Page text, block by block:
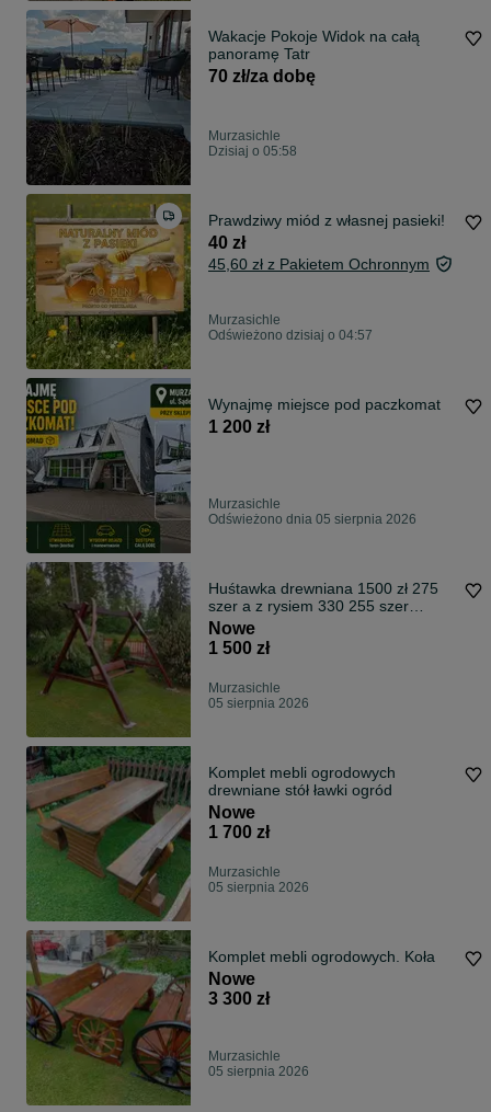
Wakacje Pokoje Widok na całą
panoramę Tatr
70 zł/za dobę
Murzasichle
Dzisiaj o 05:58
Prawdziwy miód z własnej pasieki!
40 zł
45,60 zł z Pakietem Ochronnym
Murzasichle
Odświeżono dzisiaj o 04:57
Wynajmę miejsce pod paczkomat
1 200 zł
Murzasichle
Odświeżono dnia 05 sierpnia 2026
Huśtawka drewniana 1500 zł 275
szer a z rysiem 330 255 szer
kantówka 10x10 impregnat + 2 razy
lakierobejca kolor dąb
Nowe
1 500 zł
Murzasichle
05 sierpnia 2026
Komplet mebli ogrodowych
drewniane stół ławki ogród
Nowe
1 700 zł
Murzasichle
05 sierpnia 2026
Komplet mebli ogrodowych. Koła
Nowe
3 300 zł
Murzasichle
05 sierpnia 2026